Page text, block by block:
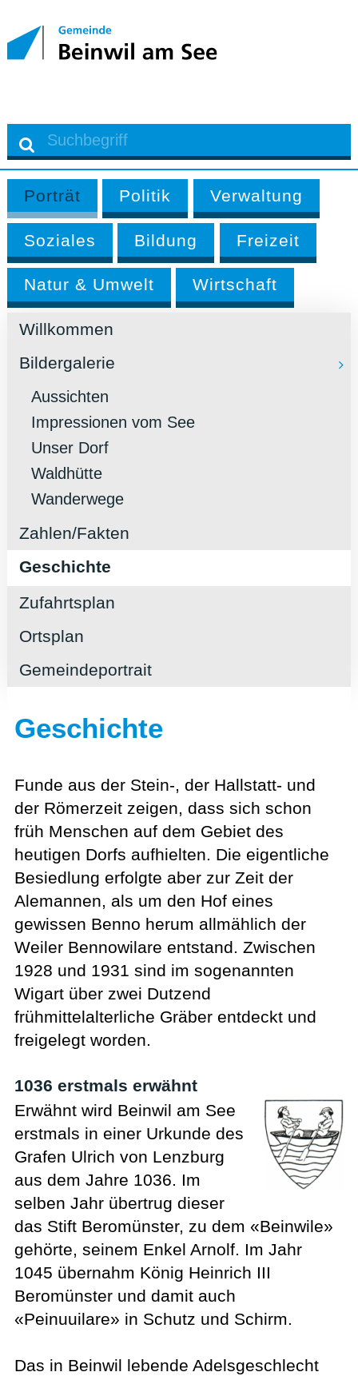
Porträt Politik Verwaltung
Soziales Bildung Freizeit
Natur & Umwelt Wirtschaft
Willkommen
Bildergalerie
Aussichten
Impressionen vom See
Unser Dorf
Waldhütte
Wanderwege
Zahlen/Fakten
Geschichte
Zufahrtsplan
Ortsplan
Gemeindeportrait
Geschichte
Funde aus der Stein-, der Hallstatt- und
der Römerzeit zeigen, dass sich schon
früh Menschen auf dem Gebiet des
heutigen Dorfs aufhielten. Die eigentliche
Besiedlung erfolgte aber zur Zeit der
Alemannen, als um den Hof eines
gewissen Benno herum allmählich der
Weiler Bennowilare entstand. Zwischen
1928 und 1931 sind im sogenannten
Wigart über zwei Dutzend
frühmittelalterliche Gräber entdeckt und
freigelegt worden.
1036 erstmals erwähnt
Erwähnt wird Beinwil am See
erstmals in einer Urkunde des
Grafen Ulrich von Lenzburg
aus dem Jahre 1036. Im
selben Jahr übertrug dieser
das Stift Beromünster, zu dem «Beinwile»
gehörte, seinem Enkel Arnolf. Im Jahr
1045 übernahm König Heinrich III
Beromünster und damit auch
«Peinuuilare» in Schutz und Schirm.
Das in Beinwil lebende Adelsgeschlecht